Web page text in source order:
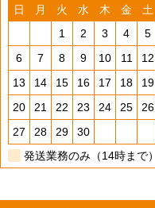
日
月 火 水 木 金
土
1
2 3 4
5
6
7 8 9 10 11
12
13
14 15 16 17 18
19
20
21 22 23 24 25
26
27
28 29
30
発送業務のみ（14時まで）